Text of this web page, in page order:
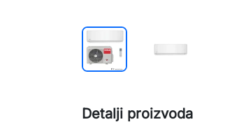
Detalji proizvoda